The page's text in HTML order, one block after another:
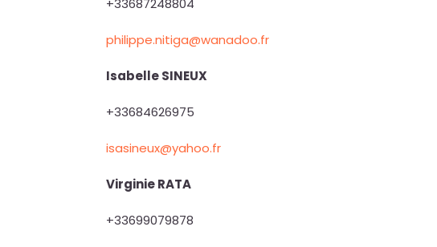
+33687248804
philippe.nitiga@wanadoo.fr
Isabelle SINEUX
+33684626975
isasineux@yahoo.fr
Virginie RATA
+33699079878